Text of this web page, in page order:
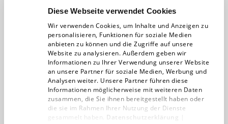
Diese Webseite verwendet Cookies
Wir verwenden Cookies, um Inhalte und Anzeigen zu
personalisieren, Funktionen für soziale Medien
anbieten zu können und die Zugriffe auf unsere
Website zu analysieren. Außerdem geben wir
Informationen zu Ihrer Verwendung unserer Website
an unsere Partner für soziale Medien, Werbung und
Analysen weiter. Unsere Partner führen diese
Informationen möglicherweise mit weiteren Daten
zusammen, die Sie ihnen bereitgestellt haben oder
die sie im Rahmen Ihrer Nutzung der Dienste
gesammelt haben. Datenschutzerklärung
interessieren